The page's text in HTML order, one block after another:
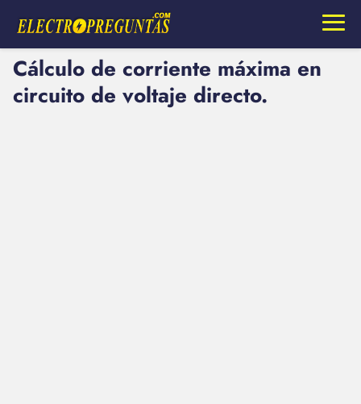
Cálculo de corriente máxima en
circuito de voltaje directo.